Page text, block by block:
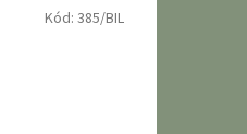
Kód: 385/BIL